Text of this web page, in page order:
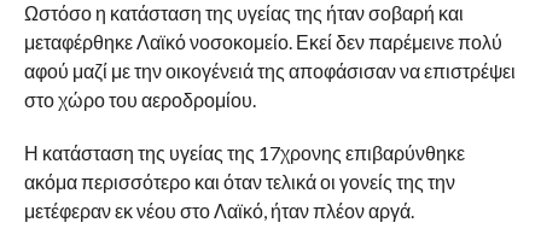
Ωστόσο η κατάσταση της υγείας της ήταν σοβαρή και
μεταφέρθηκε Λαϊκό νοσοκομείο. Εκεί δεν παρέμεινε πολύ
αφού μαζί με την οικογένειά της αποφάσισαν να επιστρέψει
στο χώρο του αεροδρομίου.
Η κατάσταση της υγείας της 17χρονης επιβαρύνθηκε
ακόμα περισσότερο και όταν τελικά οι γονείς της την
μετέφεραν εκ νέου στο Λαϊκό, ήταν πλέον αργά.